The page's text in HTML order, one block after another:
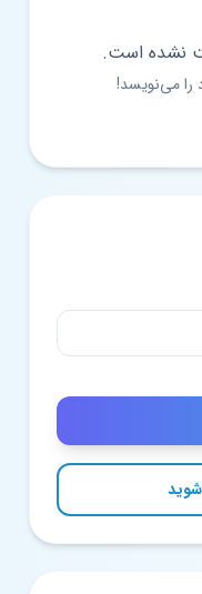
نشده است.
را می‌نویسد!